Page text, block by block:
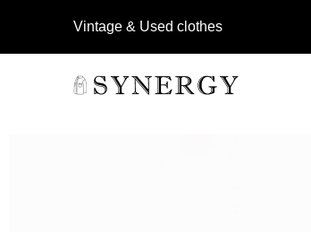
Vintage & Used clothes